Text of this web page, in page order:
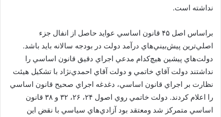
نداشته است.
براساس اصل ۴۵ قانون اساسي عوايد حاصل از انفال جزء
اصلي‌ترين پيش‌بيني‌هاي درآمد دولت در بودجه سالانه بايد باشد.
دولت‌هاي پيشين هيچ‌كدام مدعي اجراي دقيق قانون اساسي را
نداشتند دولت آقاي خاتمي و دولت آقاي احمدي‌نژاد با تشكيل هيئت
نظارت بر اجراي قانون اساسي، دغدغه اجراي صحيح قانون اساسي
را اعلام كردند. دولت خاتمي روي اصول ۲۴، ۲۶، ۳۲ و ۳۸ قانون
اساسي متمركز شد ومعتقد بود آزادي‌هاي سياسي با نقض اين